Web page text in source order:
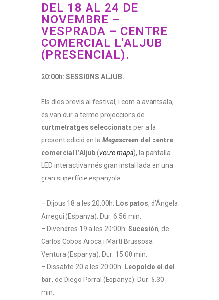
DEL 18 AL 24 DE
NOVEMBRE –
VESPRADA – CENTRE
COMERCIAL L'ALJUB
(PRESENCIAL).
20:00h: SESSIONS ALJUB.
Els dies previs al festival, i com a avantsala,
es van dur a terme projeccions de
curtmetratges seleccionats per a la
present edició en la Megascreen del centre
comercial l’Aljub(veure mapa), la pantalla
LED interactiva més gran instal·lada en una
gran superfície espanyola:
– Dijous 18 a les 20:00h: Los patos, d’Ángela
Arregui (Espanya). Dur: 6.56 min.
– Divendres 19 a les 20:00h: Sucesión, de
Carlos Cobos Aroca i Martí Brussosa
Ventura (Espanya). Dur: 15.00 min.
– Dissabte 20 a les 20:00h: Leopoldo el del
bar, de Diego Porral (Espanya). Dur: 5.30
min.